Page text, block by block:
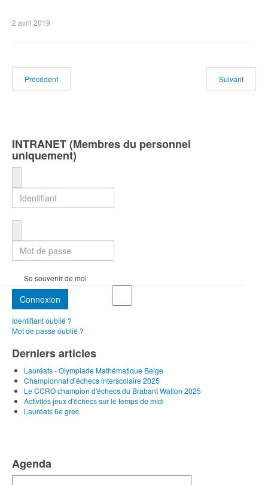
2 avril 2019
Précédent Suivant
INTRANET (Membres du personnel
uniquement)
Se souvenir de moi
Connexion
Identifiant oublié ?
Mot de passe oublié ?
Derniers articles
Lauréats - Olympiade Mathématique Belge
Championnat d’échecs interscolaire 2025
Le CCRO champion d'échecs du Brabant Wallon 2025
Activités jeux d'échecs sur le temps de midi
Lauréats 6e grec
Agenda